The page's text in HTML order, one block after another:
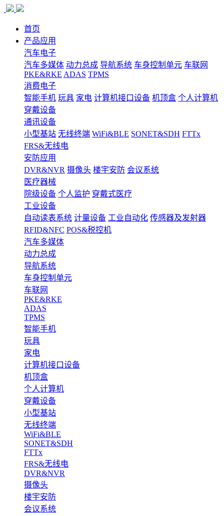
首页
产品应用
汽车电子
汽车多媒体 动力总成 导航系统 车身控制单元 车联网
PKE&RKE ADAS TPMS
消费电子
智能手机 玩具 家电 计算机接口设备 机顶盒 个人计算机
穿戴设备
通讯设备
小型基站 无线终端 WiFi&BLE SONET&SDH FTTx
FRS&无线电
安防应用
DVR&NVR 摄像头 楼宇安防 会议系统
医疗器械
院级设备 个人监护 穿戴式医疗
工业设备
自动读表系统 计量设备 工业自动化 传感器及发射器
RFID&NFC POS&税控机
汽车多媒体
动力总成
导航系统
车身控制单元
车联网
PKE&RKE
ADAS
TPMS
智能手机
玩具
家电
计算机接口设备
机顶盒
个人计算机
穿戴设备
小型基站
无线终端
WiFi&BLE
SONET&SDH
FTTx
FRS&无线电
DVR&NVR
摄像头
楼宇安防
会议系统